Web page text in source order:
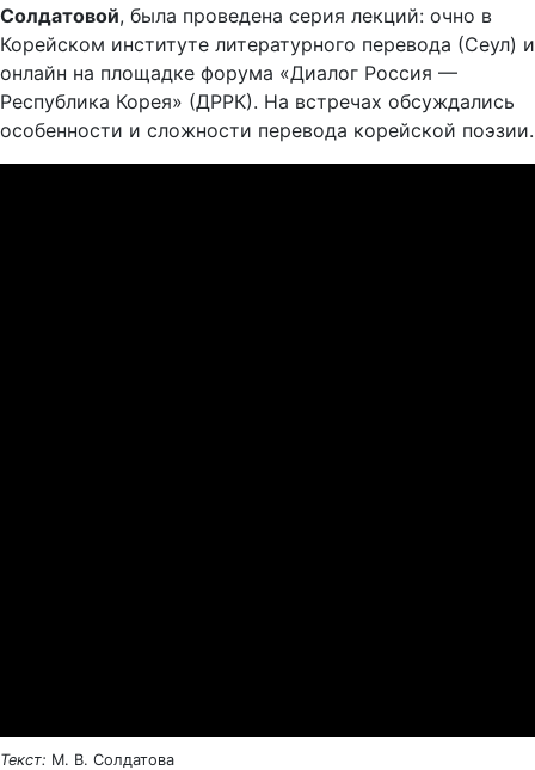
Солдатовой, была проведена серия лекций: очно в
Корейском институте литературного перевода (Сеул) и
онлайн на площадке форума «Диалог Россия —
Республика Корея» (ДРРК). На встречах обсуждались
особенности и сложности перевода корейской поэзии.
Текст: М. В. Солдатова